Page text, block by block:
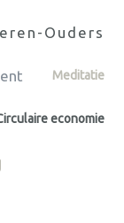
Ouders
Meditatie
economie